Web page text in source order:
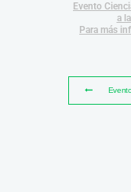
Evento
a
Para más